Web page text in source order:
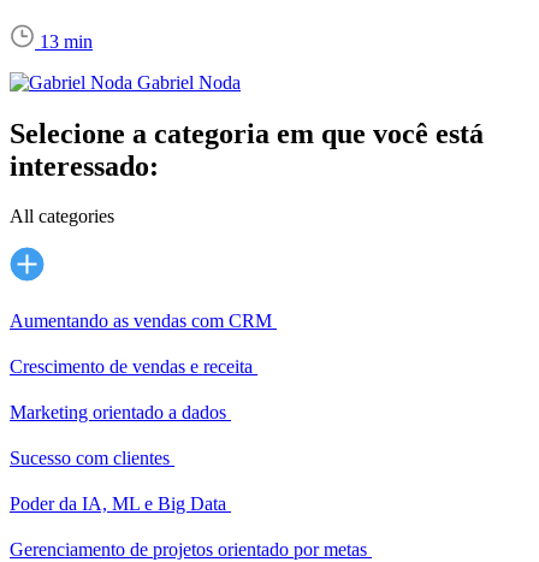
13 min
Gabriel Noda
Selecione a categoria em que você está
interessado:
All categories
Aumentando as vendas com CRM
Crescimento de vendas e receita
Marketing orientado a dados
Sucesso com clientes
Poder da IA, ML e Big Data
Gerenciamento de projetos orientado por metas